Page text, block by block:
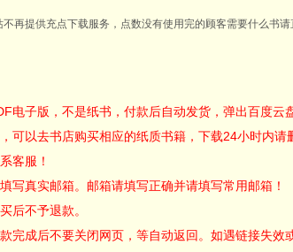
不再提供充点下载服务，点数没有使用完的顾客需要什么书请
电子版，不是纸书，付款后自动发货，弹出百度
可以去书店购买相应的纸质书籍，下载24小时内
客服！
写真实邮箱。邮箱请填写正确并请填写常用邮箱！
后不予退款。
完成后不要关闭网页，等自动返回。如遇链接失